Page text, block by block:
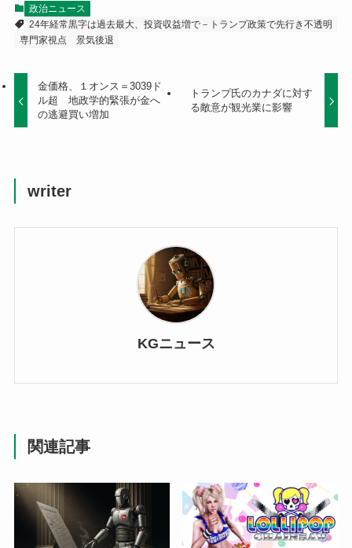
政治ニュース
24年経常黒字は過去最大、投資収益増で－トランプ政策で先行き不透明
専門家視点
景気後退
金価格、１オンス＝3039ド
ル超 地政学的緊張が金へ
の逃避買い増加
トランプ氏のカナダに対す
る敵意が観光業に影響
writer
KGニュース
関連記事